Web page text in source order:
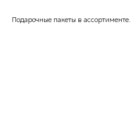
Подарочные пакеты в ассортименте.